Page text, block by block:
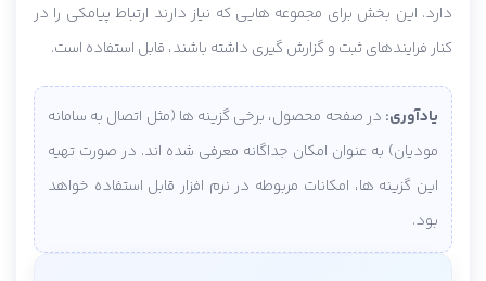
دارد. این بخش برای مجموعه هایی که نیاز دارند ارتباط پیامکی را در
کنار فرایندهای ثبت و گزارش گیری داشته باشند، قابل استفاده است.
یادآوری: در صفحه محصول، برخی گزینه ها (مثل اتصال به سامانه
مودیان) به عنوان امکان جداگانه معرفی شده اند. در صورت تهیه
این گزینه ها، امکانات مربوطه در نرم افزار قابل استفاده خواهد
بود.